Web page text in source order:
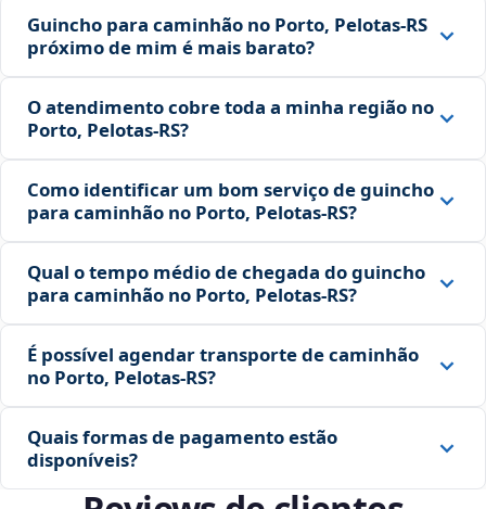
Guincho para caminhão no Porto, Pelotas‑RS
próximo de mim é mais barato?
O atendimento cobre toda a minha região no
Porto, Pelotas‑RS?
Como identificar um bom serviço de guincho
para caminhão no Porto, Pelotas‑RS?
Qual o tempo médio de chegada do guincho
para caminhão no Porto, Pelotas‑RS?
É possível agendar transporte de caminhão
no Porto, Pelotas‑RS?
Quais formas de pagamento estão
disponíveis?